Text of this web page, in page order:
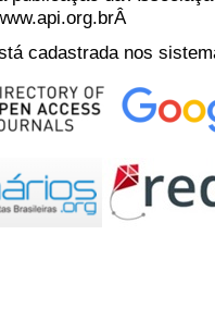
cadastrada nos